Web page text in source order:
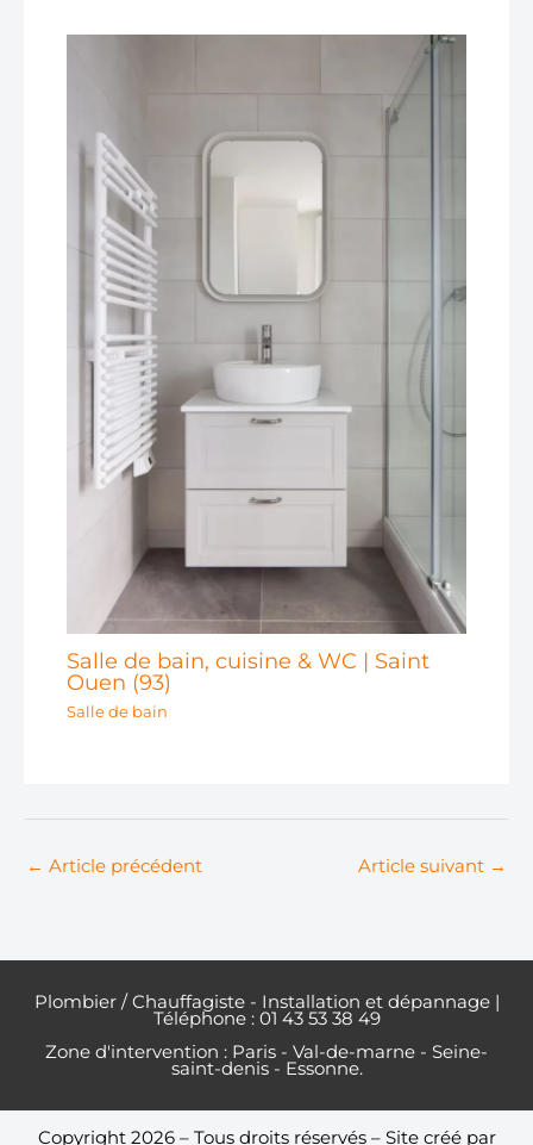
Salle de bain, cuisine & WC | Saint
Ouen (93)
Salle de bain
← Article précédent Article suivant →
Plombier / Chauffagiste - Installation et dépannage |
Téléphone : 01 43 53 38 49
Zone d'intervention : Paris - Val-de-marne - Seine-
saint-denis - Essonne.
Copyright 2026 – Tous droits réservés – Site créé par